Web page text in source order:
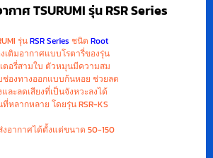
กาศ TSURUMI รุ่น RSR Series
รุ่นRSR Series ชนิด Root
เติมอากาศแบบโรตารี่ของรุ่น
เตอรี่สามใบ ตัวหมุนมีความสม
องทางออกแบบก้นหอย ช่วยลด
ละลดเสียงที่เป็นจังหวะลงได้
หลากหลาย โดยรุ่น RSR-KS
อากาศได้ตั้งแต่ขนาด 50-150